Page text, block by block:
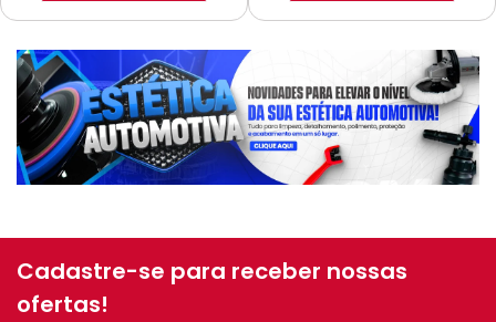
Cadastre-se para receber nossas
ofertas!